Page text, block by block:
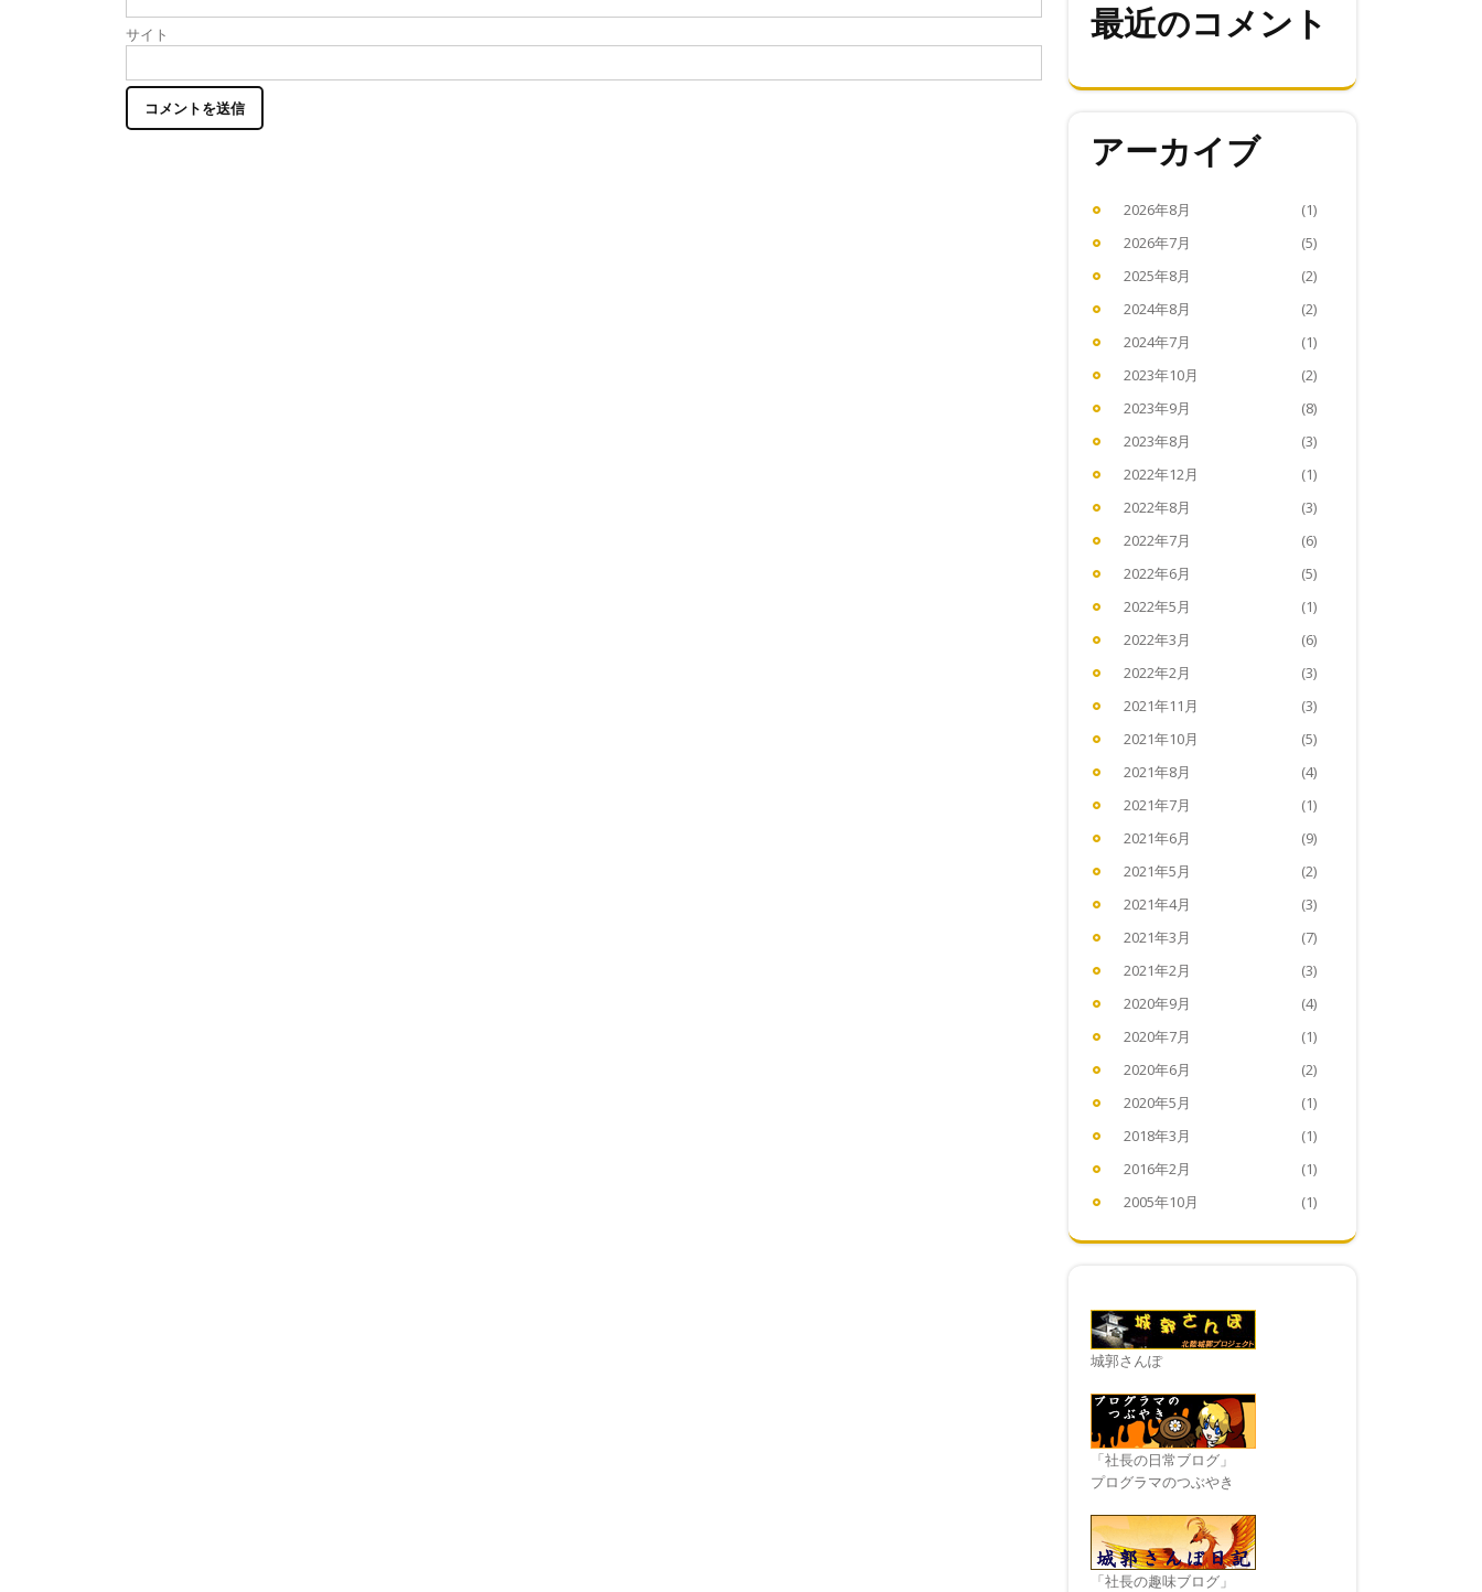
サイト 最近のコメント
アーカイブ
2026年8月
(1)
2026年7月
(5)
2025年8月
(2)
2024年8月
(2)
2024年7月
(1)
2023年10月
(2)
2023年9月
(8)
2023年8月
(3)
2022年12月
(1)
2022年8月
(3)
2022年7月
(6)
2022年6月
(5)
2022年5月
(1)
2022年3月
(6)
2022年2月
(3)
2021年11月
(3)
2021年10月
(5)
2021年8月
(4)
2021年7月
(1)
2021年6月
(9)
2021年5月
(2)
2021年4月
(3)
2021年3月
(7)
2021年2月
(3)
2020年9月
(4)
2020年7月
(1)
2020年6月
(2)
2020年5月
(1)
2018年3月
(1)
2016年2月
(1)
2005年10月
(1)
城郭さんぽ
「社長の日常ブログ」
プログラマのつぶやき
「社長の趣味ブログ」